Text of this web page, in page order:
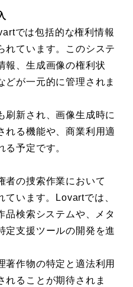
では包括的な権利情報
れています。このシステ
報、生成画像の権利状
どが一元的に管理されま
刷新され、画像生成時に
れる機能や、商業利用適
予定です。
者の捜索作業において
ています。Lovartでは、
品検索システムや、メタ
定支援ツールの開発を進
著作物の特定と適法利用
れることが期待されま